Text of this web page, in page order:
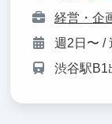
経営・企
週2日〜 /
渋谷駅B1